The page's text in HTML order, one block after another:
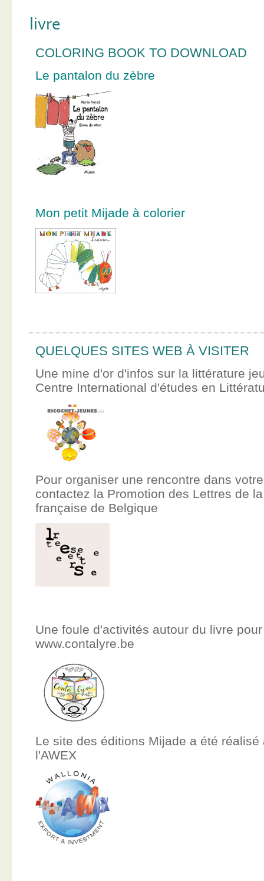
livre
COLORING BOOK TO DOWNLOAD
Le pantalon du zèbre
Mon petit Mijade à colorier
QUELQUES SITES WEB À VISITER
Une mine d'or d'infos sur la littérature
Centre International d'études en
Pour organiser une rencontre dans
contactez la Promotion des Lettres de
française de Belgique
Une foule d'activités autour du livre
www.contalyre.be
Le site des éditions Mijade a été réalisé
l'AWEX